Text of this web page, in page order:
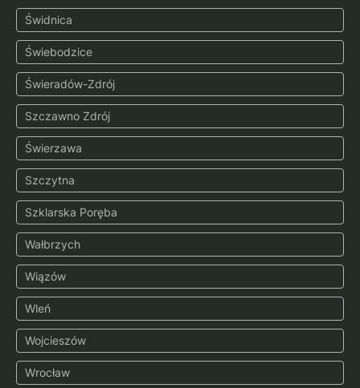
Świdnica
Świebodzice
Świeradów-Zdrój
Szczawno Zdrój
Świerzawa
Szczytna
Szklarska Poręba
Wałbrzych
Wiązów
Wleń
Wojcieszów
Wrocław